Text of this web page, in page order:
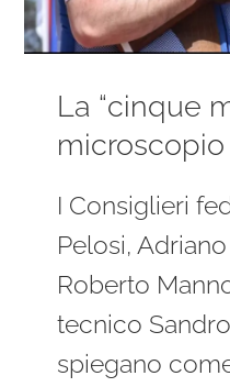
La “cinque
microscopio
I Consiglieri
Pelosi,
Roberto
tecnico
spiegano